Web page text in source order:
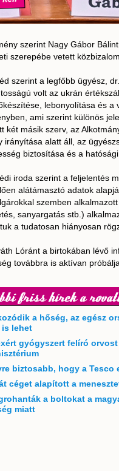
szerint Nagy Gábor
szerepébe vetett
szerint a legfőbb ügyész,
volt az ukrán
lebonyolítása és a
ami szerint különös
két másik szerv, az
irányítása alatt áll, az
biztosítása és a
iroda szerint a feljelentés
alátámasztó adatok
szemben
sanyargatás stb.)
a tudatosan hiányosan
Lóránt a birtokában lévő
továbbra is aktívan
friss hírek a
a hőség, az egész
lehet
gyógyszert felíró
biztosabb, hogy a
céget alapított a
a boltokat a
miatt